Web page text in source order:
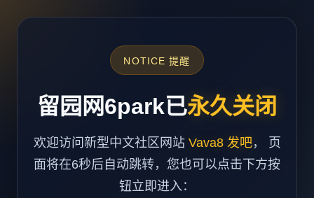
NOTICE 提醒
留园网6park已永久关闭
欢迎访问新型中文社区网站 Vava8 发吧， 页
面将在6秒后自动跳转，您也可以点击下方按
钮立即进入：